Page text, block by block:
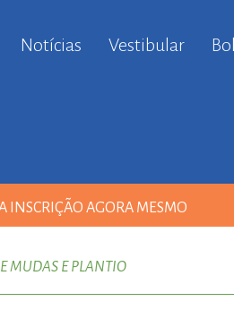
Notícias Vestibular
INSCRIÇÃO AGORA MESMO
MUDAS E PLANTIO